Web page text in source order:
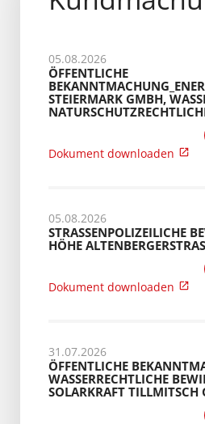
05.08.2026
ÖFFENTLICHE
STEIERMARK GMBH,
Dokument downloaden
05.08.2026
STRASSENPOLIZEILICHE
ÖHE
Dokument downloaden
31.07.2026
ÖFFENTLICHE
WASSERRECHTLICHE
SOLARKRAFT TILLMITSCH